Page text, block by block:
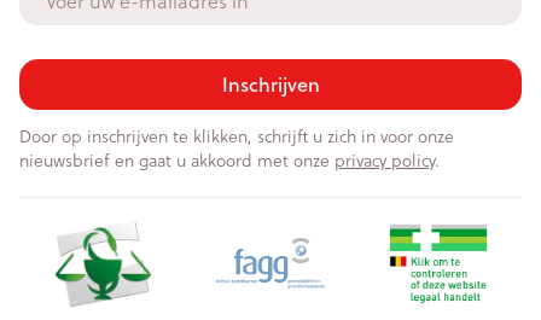
Inschrijven
Door op inschrijven te klikken, schrijft u zich in voor onze
nieuwsbrief en gaat u akkoord met onze privacy policy.